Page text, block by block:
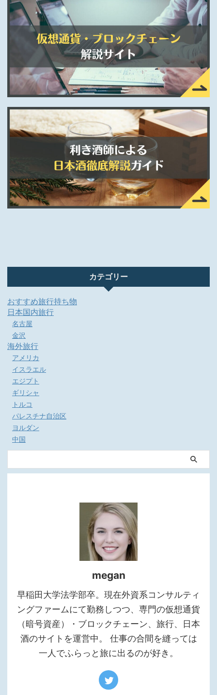
カテゴリー
おすすめ旅行持ち物
日本国内旅行
名古屋
金沢
海外旅行
アメリカ
イスラエル
エジプト
ギリシャ
トルコ
パレスチナ自治区
ヨルダン
中国
megan
早稲田大学法学部卒。現在外資系コンサルティ
ングファームにて勤務しつつ、専門の仮想通貨
（暗号資産）・ブロックチェーン、旅行、日本
酒のサイトを運営中。 仕事の合間を縫っては
一人でふらっと旅に出るのが好き。